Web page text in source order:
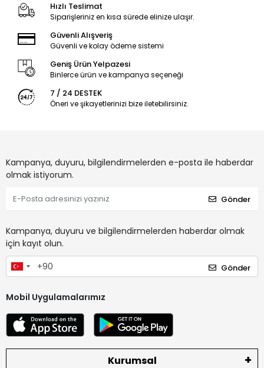
Hızlı Teslimat
Siparişleriniz en kısa sürede elinize ulaşır.
Güvenli Alışveriş
Güvenli ve kolay ödeme sistemi
Geniş Ürün Yelpazesi
Binlerce ürün ve kampanya seçeneği
7 / 24 DESTEK
Öneri ve şikayetlerinizi bize iletebilirsiniz.
Kampanya, duyuru, bilgilendirmelerden e-posta ile haberdar
olmak istiyorum.
Gönder
Kampanya, duyuru ve bilgilendirmelerden haberdar olmak
için kayıt olun.
Gönder
Mobil Uygulamalarımız
Kurumsal